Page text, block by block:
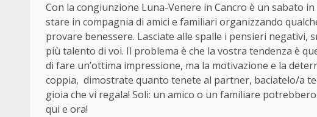
Con la congiunzione Luna-Venere in Cancro è un sabato
stare in compagnia di amici e familiari organizzando
provare benessere. Lasciate alle spalle i pensieri
più talento di voi. Il problema è che la vostra tendenza è
di fare un’ottima impressione, ma la motivazione e la
coppia, dimostrate quanto tenete al partner, baciatelo/a
gioia che vi regala! Soli: un amico o un familiare
qui e ora!